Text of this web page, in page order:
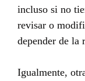
incluso si no
revisar o
depender de la
Igualmente,